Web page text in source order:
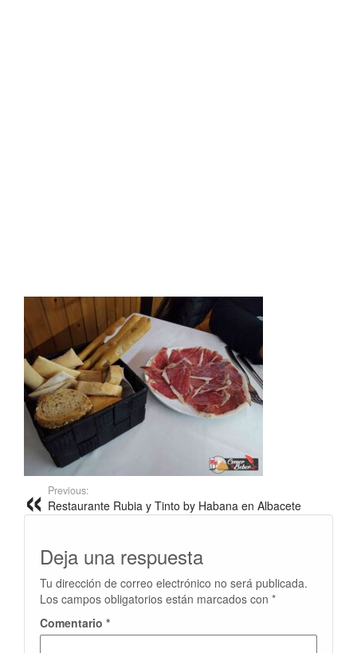
Previous:
Restaurante Rubia y Tinto by Habana en Albacete
Deja una respuesta
Tu dirección de correo electrónico no será publicada.
Los campos obligatorios están marcados con *
Comentario *